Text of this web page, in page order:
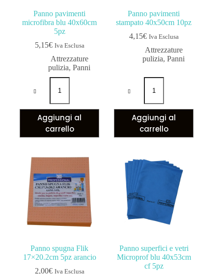
Panno pavimenti
microfibra blu 40x60cm
5pz
5,15€ Iva Esclusa
Attrezzature
pulizia,Panni
Aggiungi al
carrello
Panno pavimenti
stampato 40x50cm 10pz
4,15€ Iva Esclusa
Attrezzature
pulizia,Panni
Aggiungi al
carrello
Panno spugna Flik
17×20.2cm 5pz arancio
2,00€ Iva Esclusa
Panno superfici e vetri
Microprof blu 40x53cm
cf 5pz